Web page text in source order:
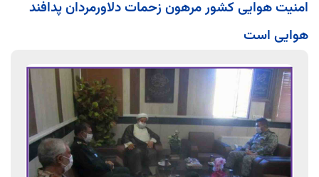
امنیت هوایی کشور مرهون زحمات دلاورمردان پدافند
هوایی است